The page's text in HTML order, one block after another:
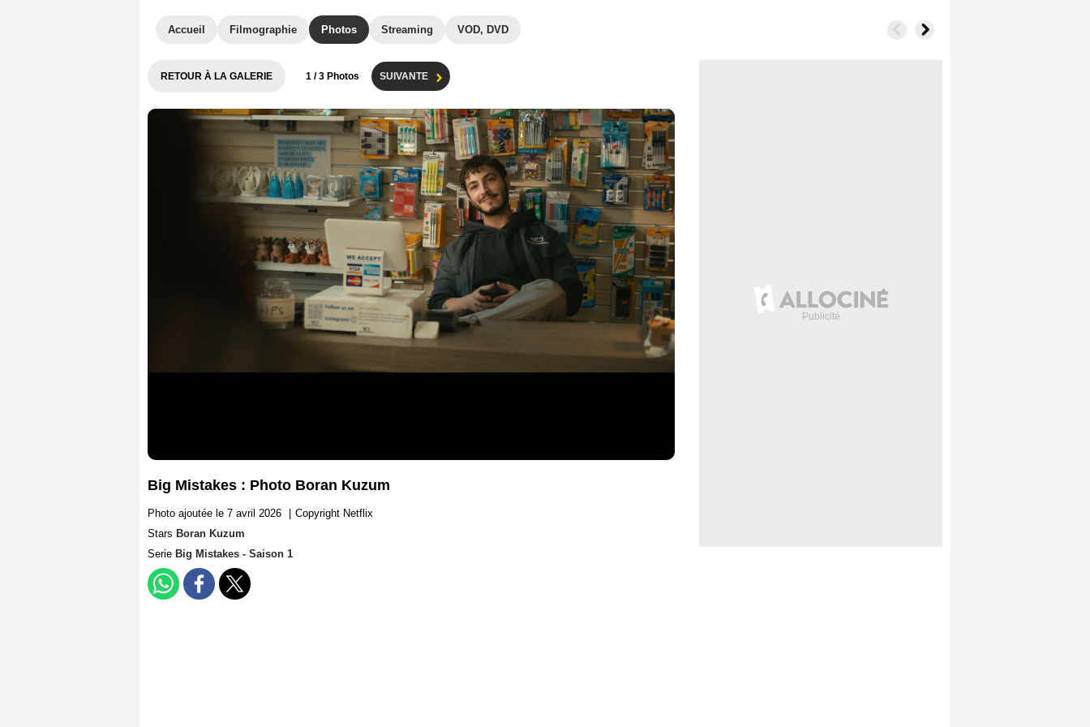
Accueil Filmographie Photos Streaming VOD, DVD
RETOUR À LA GALERIE 1 / 3 Photos SUIVANTE
Big Mistakes : Photo Boran Kuzum
Photo ajoutée le 7 avril 2026
Copyright Netflix
Stars Boran Kuzum
Serie Big Mistakes - Saison 1